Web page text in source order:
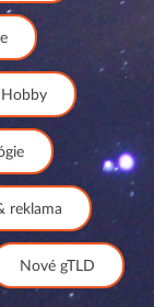
Hobby
reklama
Nové gTLD